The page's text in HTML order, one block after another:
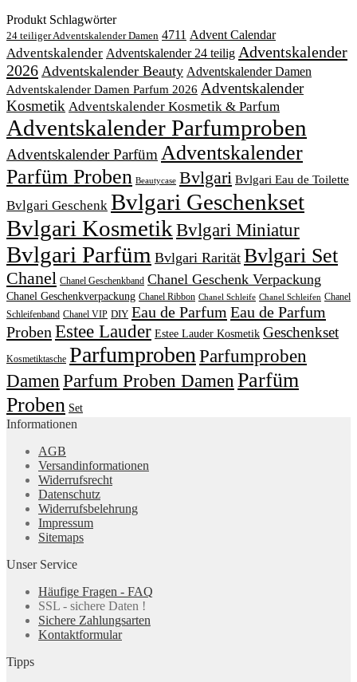
Produkt Schlagwörter
24 teiliger Adventskalender Damen 4711 Advent Calendar
Adventskalender Adventskalender 24 teilig Adventskalender
2026 Adventskalender Beauty Adventskalender Damen
Adventskalender Damen Parfum 2026 Adventskalender
Kosmetik Adventskalender Kosmetik & Parfum
Adventskalender Parfumproben
Adventskalender Parfüm Adventskalender
Parfüm Proben Beautycase Bvlgari Bvlgari Eau de Toilette
Bvlgari Geschenk Bvlgari Geschenkset
Bvlgari KosmetikBvlgari Miniatur
Bvlgari Parfüm Bvlgari Rarität Bvlgari Set
Chanel Chanel Geschenkband Chanel Geschenk Verpackung
Chanel Geschenkverpackung Chanel Ribbon Chanel Schleife Chanel Schleifen Chanel
Schleifenband Chanel VIP DIY Eau de Parfum Eau de Parfum
Proben Estee Lauder Estee Lauder Kosmetik Geschenkset
Kosmetiktasche Parfumproben Parfumproben
Damen Parfum Proben Damen Parfüm
Proben Set
Informationen
AGB
Versandinformationen
Widerrufsrecht
Datenschutz
Widerrufsbelehrung
Impressum
Sitemaps
Unser Service
Häufige Fragen - FAQ
SSL - sichere Daten !
Sichere Zahlungsarten
Kontaktformular
Tipps